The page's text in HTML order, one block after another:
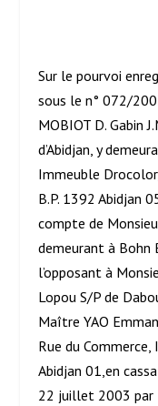
Sur le pourvoi
sous le n° 072/
MOBIOT D. Gabin
d’Abidjan, y
Immeuble
B.P. 1392 Abidjan
compte de
demeurant à Bohn
l’opposant à
Lopou S/P de
Maître YAO
Rue du
Abidjan 01,en
22 juillet 2003 par